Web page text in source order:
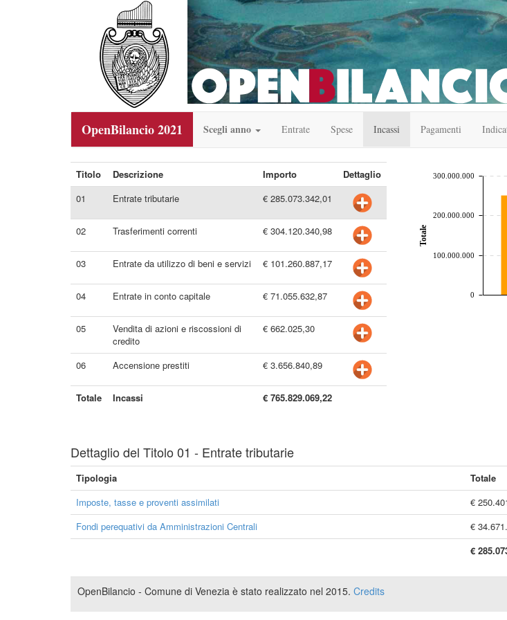
OpenBilancio 2021 Scegli anno Entrate Spese Incassi Pagamenti
Titolo Descrizione Importo
Dettaglio
01
Entrate tributarie € 285.073.342,01
02 Trasferimenti correnti € 304.120.340,98
03 Entrate da utilizzo di beni e servizi € 101.260.887,17
04 Entrate in conto capitale € 71.055.632,87
05
Vendita di azioni e riscossioni di
credito
€ 662.025,30
06 Accensione prestiti € 3.656.840,89
Totale Incassi € 765.829.069,22
0
100.000.000
200.000.000
300.000.000
Totale
Dettaglio del Titolo 01 - Entrate tributarie
Tipologia Totale
Imposte, tasse e proventi assimilati
€
Fondi perequativi da Amministrazioni Centrali
€
€
OpenBilancio - Comune di Venezia è stato realizzato nel 2015. Credits